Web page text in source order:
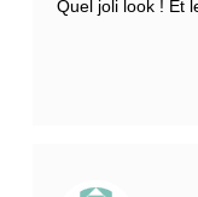
Quel joli look ! Et